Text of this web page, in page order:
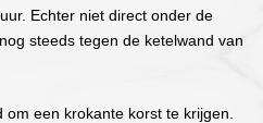
Echter niet direct onder de
steeds tegen de ketelwand van
een krokante korst te krijgen.